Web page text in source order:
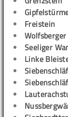
Freistein
Seeliger
Linke